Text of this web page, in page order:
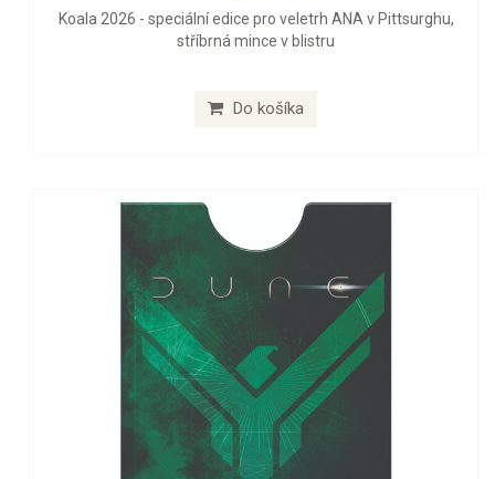
Koala 2026 - speciální edice pro veletrh ANA v Pittsurghu,
stříbrná mince v blistru
Do košíka